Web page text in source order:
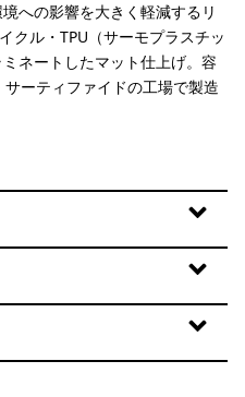
への影響を大きく軽減するリ
クル・TPU（サーモプラスチッ
ネートしたマット仕上げ。容
ーティファイドの工場で製造